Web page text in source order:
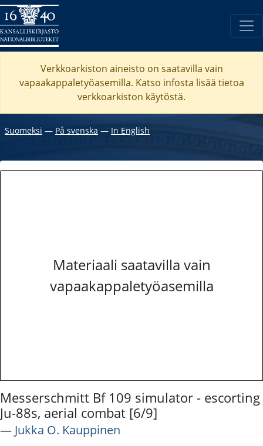
Verkkoarkiston aineisto on saatavilla vain
vapaakappaletyöasemilla. Katso infosta lisää tietoa
verkkoarkiston käytöstä.
Suomeksi ― På svenska ― In English
Materiaali saatavilla vain
vapaakappaletyöasemilla
Messerschmitt Bf 109 simulator - escorting
Ju-88s, aerial combat [6/9]
― Jukka O. Kauppinen